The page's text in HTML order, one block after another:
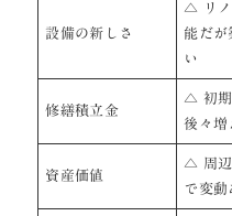
設備の新しさ
△ リノ
能だが
い
修繕積立金
△ 初期
後々増
資産価値
△ 周辺
で変動